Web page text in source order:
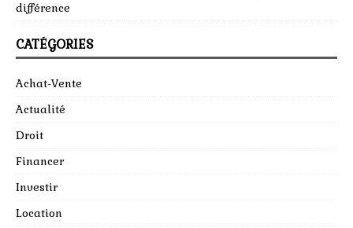
différence
CATÉGORIES
Achat-Vente
Actualité
Droit
Financer
Investir
Location